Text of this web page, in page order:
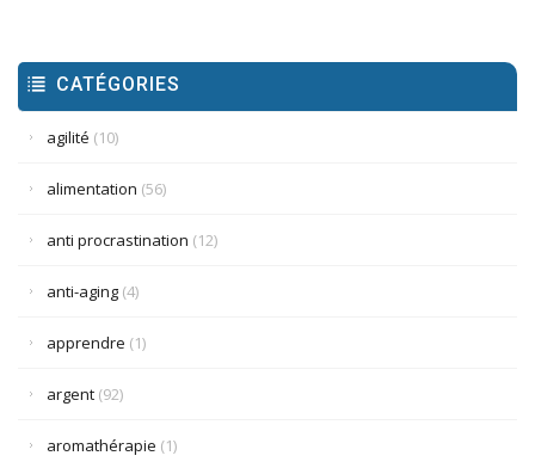
CATÉGORIES
agilité (10)
alimentation (56)
anti procrastination (12)
anti-aging (4)
apprendre (1)
argent (92)
aromathérapie (1)